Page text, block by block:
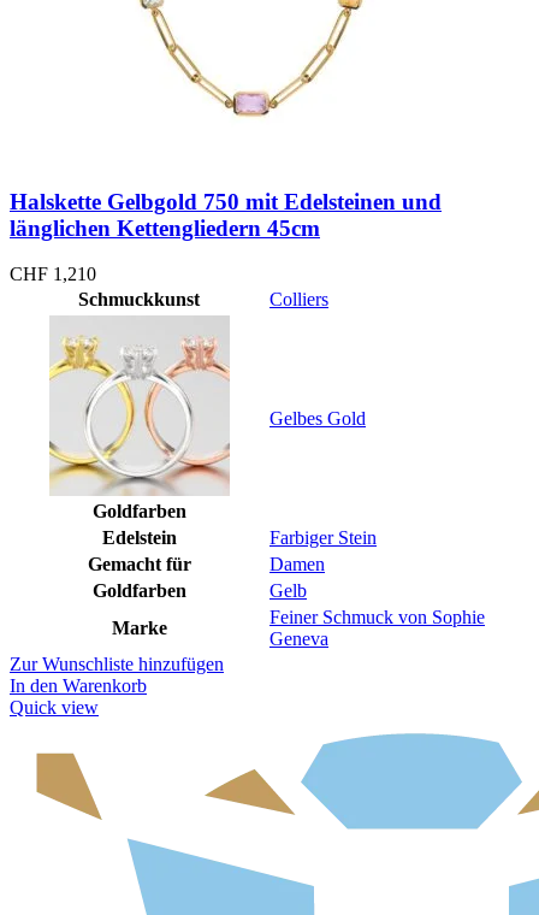
Halskette Gelbgold 750 mit Edelsteinen und
länglichen Kettengliedern 45cm
CHF 1,210
Schmuckkunst
Colliers
Goldfarben
Gelbes Gold
Edelstein
Farbiger Stein
Gemacht für
Damen
Goldfarben
Gelb
Marke
Feiner Schmuck von Sophie
Geneva
Zur Wunschliste hinzufügen
In den Warenkorb
Quick view